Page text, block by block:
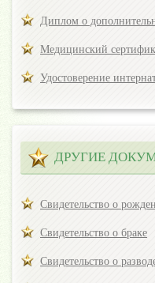
Диплом о
Медицинский
Удостоверение
ДРУГИЕ
Свидетельство о
Свидетельство о браке
Свидетельство о